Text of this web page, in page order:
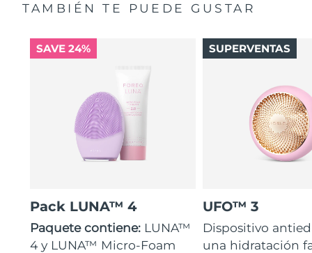
TAMBIÉN TE PUEDE GUSTAR
SAVE 24%
Pack LUNA™ 4
Paquete contiene: LUNA™
4 y LUNA™ Micro-Foam
UFO™ 3
Dispositivo
una hidratación
SUPERVENTAS